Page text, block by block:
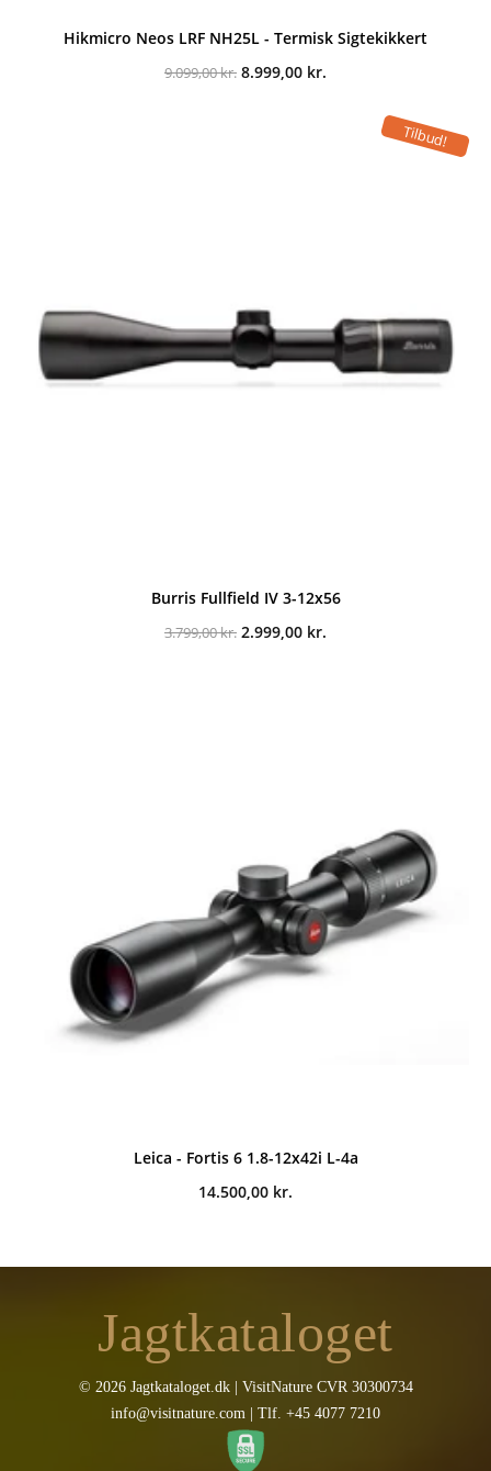
Hikmicro Neos LRF NH25L - Termisk Sigtekikkert
9.099,00kr. Den
8.999,00 kr.
8.999,00 kr..Tilbud!
Burris Fullfield IV 3-12x56
3.799,00kr. Den
2.999,00 kr.
Leica - Fortis 6 1.8-12x42i L-4a
14.500,00 kr.
Jagtkataloget
© 2026 Jagtkataloget.dk | VisitNature CVR 30300734
info@visitnature.com | Tlf. +45 4077 7210